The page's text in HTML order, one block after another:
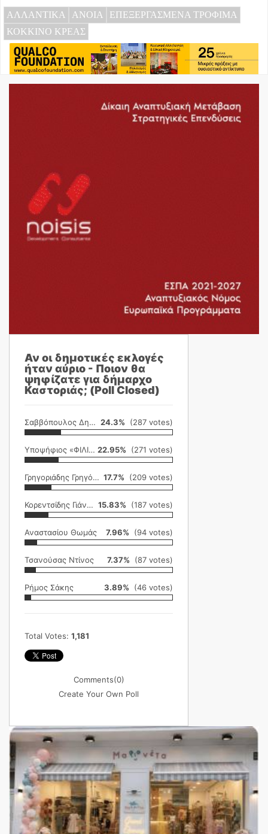
ΑΛΛΑΝΤΙΚΑ ΑΝΟΙΑ
ΕΠΕΞΕΡΓΑΣΜΕΝΑ ΤΡΟΦΙΜΑ
ΚΟΚΚΙΝΟ ΚΡΕΑΣ
Αν οι δημοτικές εκλογές
ήταν αύριο - Ποιον θα
ψηφίζατε για δήμαρχο
Καστοριάς; (Poll Closed)
Σαββόπουλος Δημήτρης 24.3% (287 votes)
Υποψήφιος «ΦΙΛΙΚΗ ΕΤΑΙΡΕΙΑ» 22.95% (271 votes)
Γρηγοριάδης Γρηγόρης 17.7% (209 votes)
Κορεντσίδης Γιάννης 15.83% (187 votes)
Αναστασίου Θωμάς 7.96% (94 votes)
Τσανούσας Ντίνος 7.37% (87 votes)
Ρήμος Σάκης 3.89% (46 votes)
Total Votes: 1,181
Comments(0)
Create Your Own Poll